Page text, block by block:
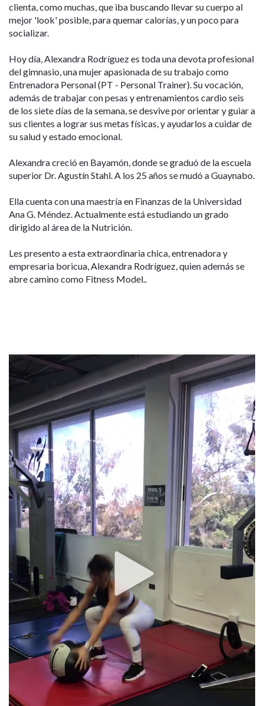
clienta, como muchas, que iba buscando llevar su cuerpo al
mejor 'look' posible, para quemar calorías, y un poco para
socializar.
Hoy día, Alexandra Rodríguez es toda una devota profesional
del gimnasio, una mujer apasionada de su trabajo como
Entrenadora Personal (PT - Personal Trainer). Su vocación,
además de trabajar con pesas y entrenamientos cardio seis
de los siete días de la semana, se desvive por orientar y guiar a
sus clientes a lograr sus metas físicas, y ayudarlos a cuidar de
su salud y estado emocional.
Alexandra creció en Bayamón, donde se graduó de la escuela
superior Dr. Agustín Stahl. A los 25 años se mudó a Guaynabo.
Ella cuenta con una maestría en Finanzas de la Universidad
Ana G. Méndez. Actualmente está estudiando un grado
dirigido al área de la Nutrición.
Les presento a esta extraordinaria chica, entrenadora y
empresaria boricua, Alexandra Rodríguez, quien además se
abre camino como Fitness Model..